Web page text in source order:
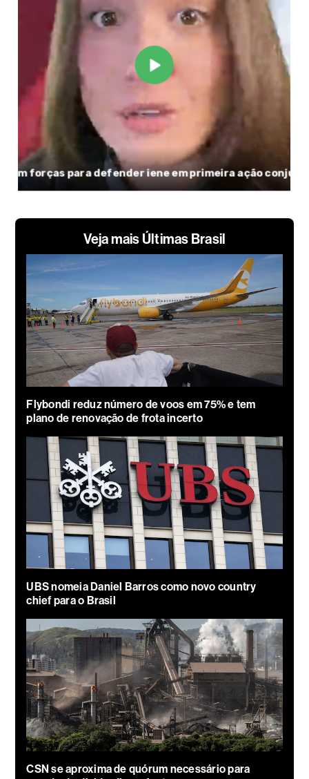
Veja mais Últimas Brasil
Flybondi reduz número de voos em 75% e tem
plano de renovação de frota incerto
UBS nomeia Daniel Barros como novo country
chief para o Brasil
CSN se aproxima de quórum necessário para